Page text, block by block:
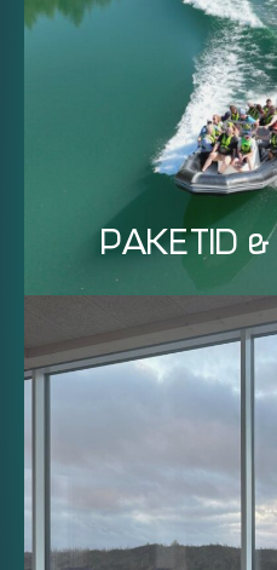
PAKETID